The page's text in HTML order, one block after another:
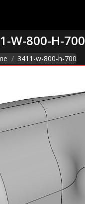
W-800-H-700
are here:
3411-w-800-h-700